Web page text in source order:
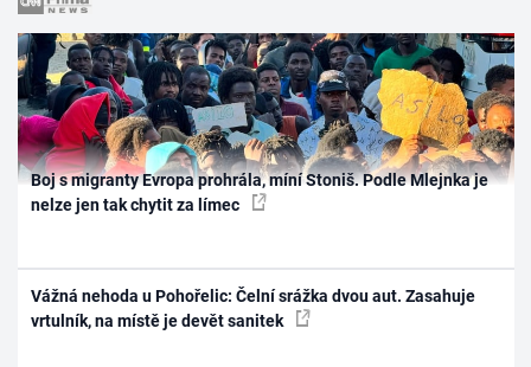
Boj s migranty Evropa prohrála, míní Stoniš. Podle Mlejnka je
nelze jen tak chytit za límec
Vážná nehoda u Pohořelic: Čelní srážka dvou aut. Zasahuje
vrtulník, na místě je devět sanitek